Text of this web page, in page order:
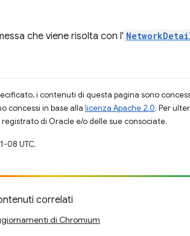
che viene risolta con l'
i contenuti di questa pagina sono
concessi in base alla licenza Apache 2.0. Per
di Oracle e/o delle sue consociate.
08 UTC.
correlati
di Chromium